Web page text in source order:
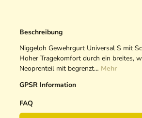
Beschreibung
Niggeloh Gewehrgurt Universal S mit
Hoher Tragekomfort durch ein breites,
Neoprenteil mit begrenzt… Mehr
GPSR Information
FAQ